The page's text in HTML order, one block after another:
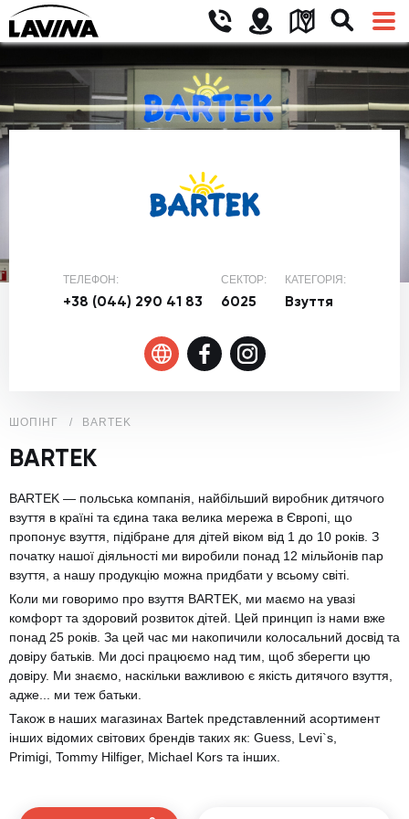
ТЕЛЕФОН:
+38 (044) 290 41 83
СЕКТОР:
6025
КАТЕГОРІЯ:
Взуття
ШОПІНГ BARTEK
BARTEK
BARTEK — польська компанія, найбільший виробник дитячого
взуття в країні та єдина така велика мережа в Європі, що
пропонує взуття, підібране для дітей віком від 1 до 10 років. З
початку нашої діяльності ми виробили понад 12 мільйонів пар
взуття, а нашу продукцію можна придбати у всьому світі.
Коли ми говоримо про взуття BARTEK, ми маємо на увазі
комфорт та здоровий розвиток дітей. Цей принцип із нами вже
понад 25 років. За цей час ми накопичили колосальний досвід та
довіру батьків. Ми досі працюємо над тим, щоб зберегти цю
довіру. Ми знаємо, наскільки важливою є якість дитячого взуття,
адже... ми теж батьки.
Також в наших магазинах Bartek представленний асортимент
інших відомих світових брендів таких як: Guess, Levi`s,
Primigi, Tommy Hilfiger, Michael Kors та інших.